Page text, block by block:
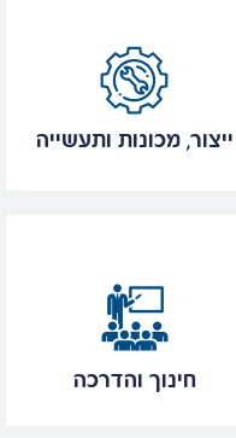
ייצור, מכונות ותעשייה
חינוך והדרכה